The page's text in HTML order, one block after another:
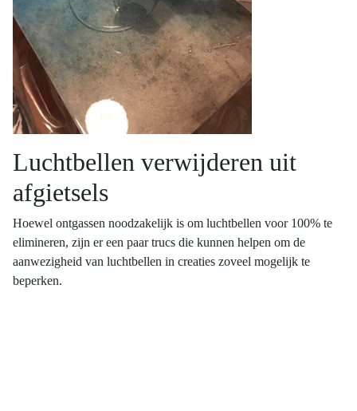
Luchtbellen verwijderen uit
afgietsels
Hoewel ontgassen noodzakelijk is om luchtbellen voor 100% te
elimineren, zijn er een paar trucs die kunnen helpen om de
aanwezigheid van luchtbellen in creaties zoveel mogelijk te
beperken.